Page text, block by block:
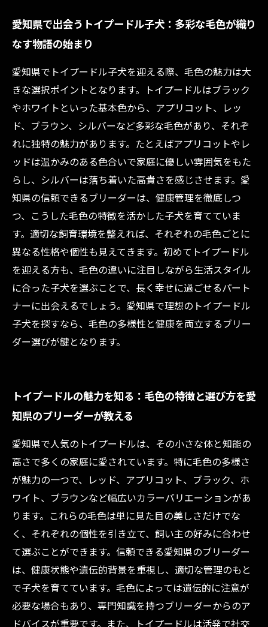
ング：あなたにぴったりの一匹は？
トイプードル子犬との新生活スタート：愛知県
での育て方と毛色の楽しみ方
トイプードル子犬の毛色がもたらす個性とは？
ブリーダー視点で紐解く秘密
愛知県で理想のトイプードル子犬を迎えよう：
毛色から健康管理まで完全ガイド
愛知県で出会うトイプードル子犬：多彩な毛色が織り
なす物語の始まり
愛知県でトイプードル子犬を迎える際、毛色の魅力は大
きな選択ポイントとなります。トイプードルはブラック
やホワイトといった基本色から、アプリコット、レッ
ド、ブラウン、シルバーなど多彩な毛色があり、それぞ
れに独特の魅力があります。たとえばアプリコットやレ
ッドは温かみのある色合いで家庭に優しい雰囲気をもた
らし、シルバーは落ち着いた高貴さを感じさせます。愛
知県の信頼できるブリーダーは、健康管理を徹底しつ
つ、こうした毛色の特徴を活かした子犬を育てていま
す。適切な飼育環境を整えれば、それぞれの毛色ごとに
異なる性格や個性も見えてきます。初めてトイプードル
を迎える方も、毛色の違いに注目しながら生活スタイル
に合った子犬を選ぶことで、長く幸せに過ごせるパート
ナーに出会えるでしょう。愛知県で理想のトイプードル
子犬を探すなら、毛色の多様性と健康を両立するブリー
ダー選びが鍵となります。
トイプードルの魅力を知る：毛色の特徴と選び方を愛
知県のブリーダーが教える
愛知県で人気のトイプードルは、その小さな体と知能の
高さで多くの家庭に愛されています。特に毛色の多様さ
が魅力の一つで、レッド、アプリコット、ブラック、ホ
ワイト、ブラウンなど幅広いカラーバリエーションがあ
ります。これらの毛色は単に見た目の美しさだけでな
く、それぞれの個性を引き立て、飼い主の好みに合わせ
て選ぶことができます。信頼できる愛知県のブリーダー
は、健康状態や遺伝的背景を重視し、適切な管理のもと
で子犬を育てています。毛色によっては遺伝的に注意が
必要な場合もあり、専門知識を持つブリーダーからのア
ドバイスが重要です。また、トイプードルは活発で社交